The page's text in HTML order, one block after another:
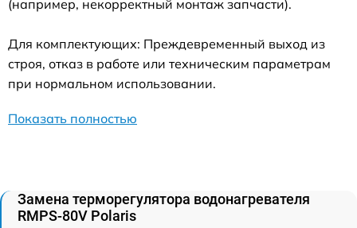
(например, некорректный монтаж запчасти).
Для комплектующих: Преждевременный выход из
строя, отказ в работе или техническим параметрам
при нормальном использовании.
Показать полностью
Замена терморегулятора водонагревателя
RMPS-80V Polaris